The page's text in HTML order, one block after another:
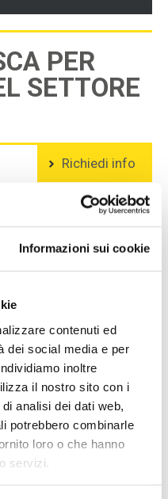
Informazioni sui cookie
contenuti ed
dei social media e per
inoltre
il nostro sito con i
analisi dei dati web,
potrebbero combinarle
loro o che hanno
servizi.
PER
SETTORE
Richiedi info
PER LE IMPRESE
in lingua
dall’approccio al